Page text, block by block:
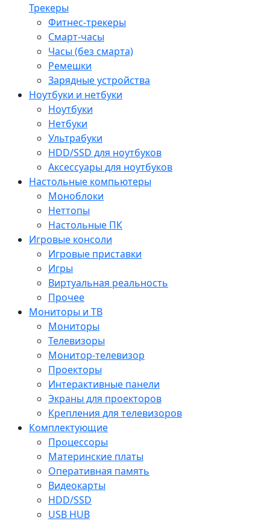
Трекеры
Фитнес-трекеры
Смарт-часы
Часы (без смарта)
Ремешки
Зарядные устройства
Ноутбуки и нетбуки
Ноутбуки
Нетбуки
Ультрабуки
HDD/SSD для ноутбуков
Аксессуары для ноутбуков
Настольные компьютеры
Моноблоки
Неттопы
Настольные ПК
Игровые консоли
Игровые приставки
Игры
Виртуальная реальность
Прочее
Мониторы и ТВ
Мониторы
Телевизоры
Монитор-телевизор
Проекторы
Интерактивные панели
Экраны для проекторов
Крепления для телевизоров
Комплектующие
Процессоры
Материнские платы
Оперативная память
Видеокарты
HDD/SSD
USB HUB